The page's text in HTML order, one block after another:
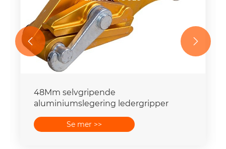
48Mm selvgripende
aluminiumslegering ledergripper
Se mer >>
 